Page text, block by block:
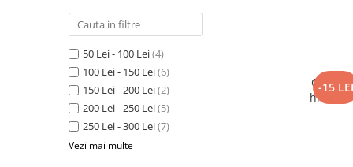
50 Lei - 100 Lei(4)
100 Lei - 150 Lei(6)
150 Lei - 200 Lei(2)
200 Lei - 250 Lei(5)
250 Lei - 300 Lei(7)
Vezi mai multe
-15 LEI
Crest